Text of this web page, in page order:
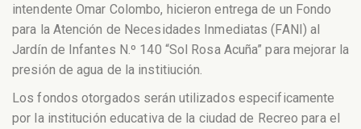
intendente Omar Colombo, hicieron entrega de un Fondo
para la Atención de Necesidades Inmediatas (FANI) al
Jardín de Infantes N.º 140 “Sol Rosa Acuña” para mejorar la
presión de agua de la institiución.
Los fondos otorgados serán utilizados especificamente
por la institución educativa de la ciudad de Recreo para el